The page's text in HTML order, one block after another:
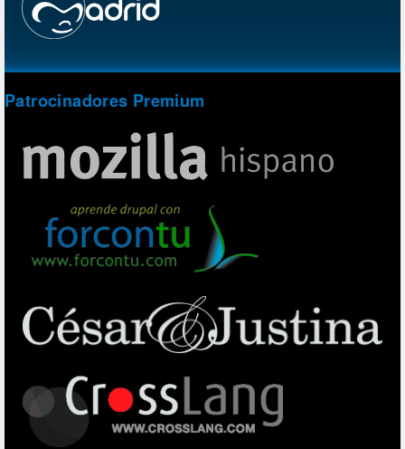
Patrocinadores Premium